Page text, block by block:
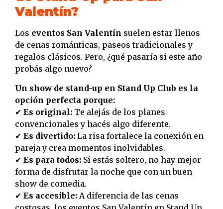
Valentín?
Los eventos San Valentín suelen estar llenos
de cenas románticas, paseos tradicionales y
regalos clásicos. Pero, ¿qué pasaría si este año
probás algo nuevo?
Un show de stand-up en Stand Up Club es la
opción perfecta porque:
✔ Es original: Te alejás de los planes
convencionales y hacés algo diferente.
✔ Es divertido: La risa fortalece la conexión en
pareja y crea momentos inolvidables.
✔ Es para todos: Si estás soltero, no hay mejor
forma de disfrutar la noche que con un buen
show de comedia.
✔ Es accesible: A diferencia de las cenas